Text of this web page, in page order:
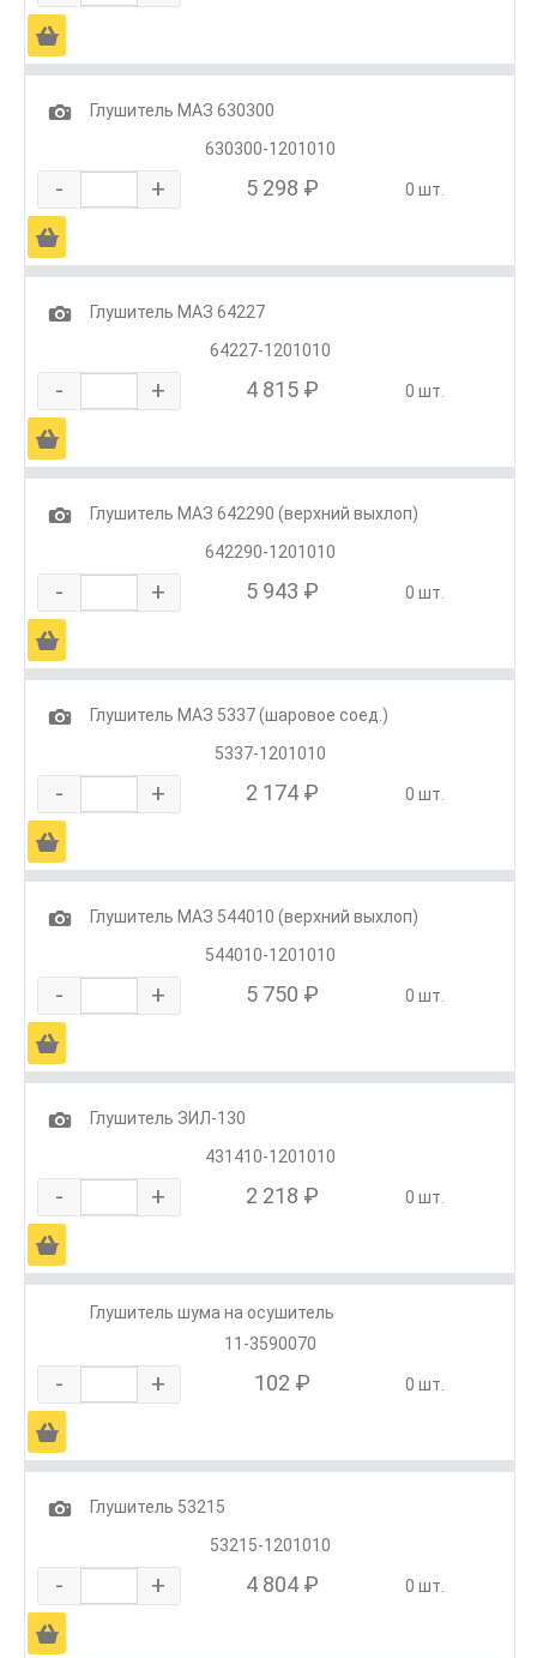
Ä
1
Глушитель МАЗ 630300
630300-1201010
- + 5 298 ₽ 0 шт.
Ä
1
Глушитель МАЗ 64227
64227-1201010
- + 4 815 ₽ 0 шт.
Ä
1
Глушитель МАЗ 642290 (верхний выхлоп)
642290-1201010
- + 5 943 ₽ 0 шт.
Ä
1
Глушитель МАЗ 5337 (шаровое соед.)
5337-1201010
- + 2 174 ₽ 0 шт.
Ä
1
Глушитель МАЗ 544010 (верхний выхлоп)
544010-1201010
- + 5 750 ₽ 0 шт.
Ä
1
Глушитель ЗИЛ-130
431410-1201010
- + 2 218 ₽ 0 шт.
Ä
Глушитель шума на осушитель
11-3590070
- + 102 ₽ 0 шт.
Ä
1
Глушитель 53215
53215-1201010
- + 4 804 ₽ 0 шт.
Ä